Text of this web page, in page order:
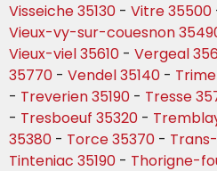
Visseiche 35130 - Vitre 35500
Vieux-vy-sur-couesnon
Vieux-viel 35610 - Vergeal
35770 - Vendel 35140 -
- Treverien 35190 - Tresse
- Tresboeuf 35320 -
35380 - Torce 35370 -
Tinteniac 35190 - Thorigne-